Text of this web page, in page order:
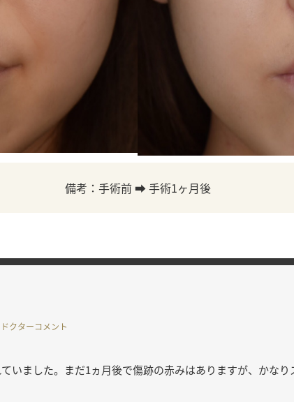
備考：手術前 ➡ 手術1ヶ月後
クターコメント
いました。まだ1ヵ月後で傷跡の赤みはありますが、かな